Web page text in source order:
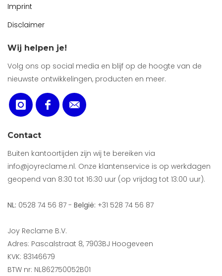
Imprint
Disclaimer
Wij helpen je!
Volg ons op social media en blijf op de hoogte van de
nieuwste ontwikkelingen, producten en meer.
Contact
Buiten kantoortijden zijn wij te bereiken via
info@joyreclame.nl. Onze klantenservice is op werkdagen
geopend van 8:30 tot 16:30 uur (op vrijdag tot 13:00 uur).
NL: 0528 74 56 87 - België: +31 528 74 56 87
Joy Reclame B.V.
Adres: Pascalstraat 8, 7903BJ Hoogeveen
KVK: 83146679
BTW nr: NL862750052B01